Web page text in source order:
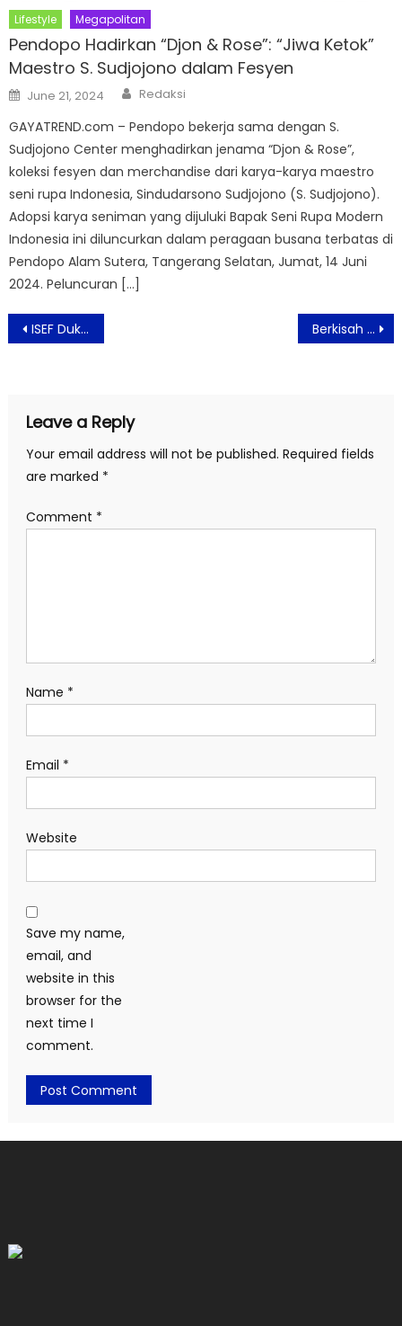
Lifestyle Megapolitan
Pendopo Hadirkan “Djon & Rose”: “Jiwa Ketok”
Maestro S. Sudjojono dalam Fesyen
Posted
on
June 21, 2024 Author
Redaksi
GAYATREND.com – Pendopo bekerja sama dengan S.
Sudjojono Center menghadirkan jenama “Djon & Rose”,
koleksi fesyen dan merchandise dari karya-karya maestro
seni rupa Indonesia, Sindudarsono Sudjojono (S. Sudjojono).
Adopsi karya seniman yang dijuluki Bapak Seni Rupa Modern
Indonesia ini diluncurkan dalam peragaan busana terbatas di
Pendopo Alam Sutera, Tangerang Selatan, Jumat, 14 Juni
2024. Peluncuran […]
Post
navigation
ISEF Dukung 10 Fashion Designer dan 4 Brand Aksesori IKRA Indonesia Tampil di Virtual Fashion Show Mercedes-Benz Fashion Week Russia Berkisah Tentang Toxic Relationship, Film Story of Kale: When Someone’s in Love Capai 100.000 Penonton
Leave a Reply
Your email address will not be published. Required fields
are marked *
Comment *
Name *
Email *
Website
Save my name,
email, and
website in this
browser for the
next time I
comment.